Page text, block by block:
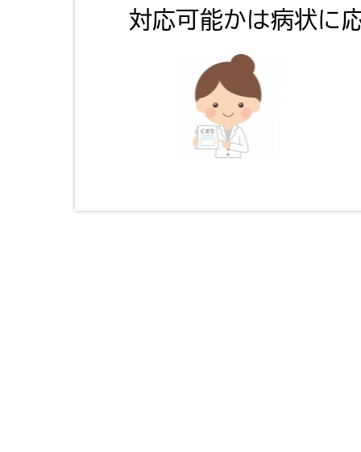
対応可能かは病状に